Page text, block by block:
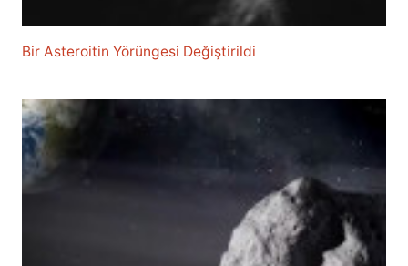
Bir Asteroitin Yörüngesi Değiştirildi